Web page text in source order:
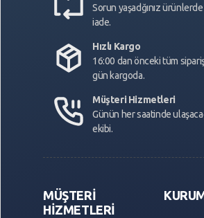
Sorun yaşadğınız
iade.
Hızlı Kargo
16:00 dan önceki tüm
gün kargoda.
Müşteri Hizmetleri
Günün her saatinde
ekibi.
MÜŞTERİ
HİZMETLERİ